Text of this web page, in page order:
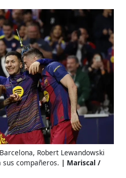
Robert Lewandowski
sus compañeros.
Mariscal /